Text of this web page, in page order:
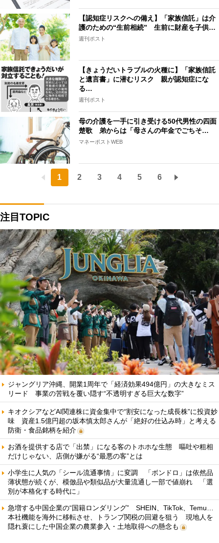
【認知症リスクへの備え】「家族信託」は介
護のための“生前相続” 生前に財産を子供…
週刊ポスト
【きょうだいトラブルの火種に】「家族信託
と遺言書」に潜むリスク 親が認知症にな
る…
週刊ポスト
母の介護を一手に引き受ける50代男性の四面
楚歌 弟からは「母さんの年金でごちそ…
マネーポストWEB
1 2 3 4 5 6
注目TOPIC
ジャングリア沖縄、開業1周年で「経済効果494億円」の大きなミス
リード 事業の苦戦を覆い隠す“不透明すぎる巨大な数字”
キオクシアなどAI関連株に資金集中で“割安になった成長株”に投資妙
味 資産1.5億円超の坂本慎太郎さんが「絶好の仕込み時」と考える
防衛・食品銘柄を紹介
お酒を提供する店で「出禁」になる客のトホホな生態 嘔吐や粗相
だけじゃない、店側が嫌がる“最悪の客”とは
小学生に人気の「シール流通事情」に変調 「ボンドロ」は依然品
薄状態が続くが、模倣品や類似品が大量流通し一部で値崩れ 「選
別が本格化する時代に」
急増する中国企業の“国籍ロンダリング” SHEIN、TikTok、Temu…
本社機能を海外に移転させ、トランプ関税の回避を狙う 現地人を
隠れ蓑にした中国企業の農業参入・土地取得への懸念も